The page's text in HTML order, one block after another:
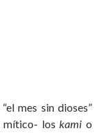
mes sin dioses”
mítico- loskami o